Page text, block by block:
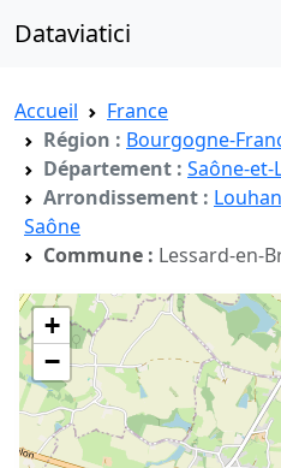
Dataviatici
Accueil
France
Région : Bourgogne-
Département : Saône-et-
Arrondissement :
Saône
Commune : Lessard-en-
+
−